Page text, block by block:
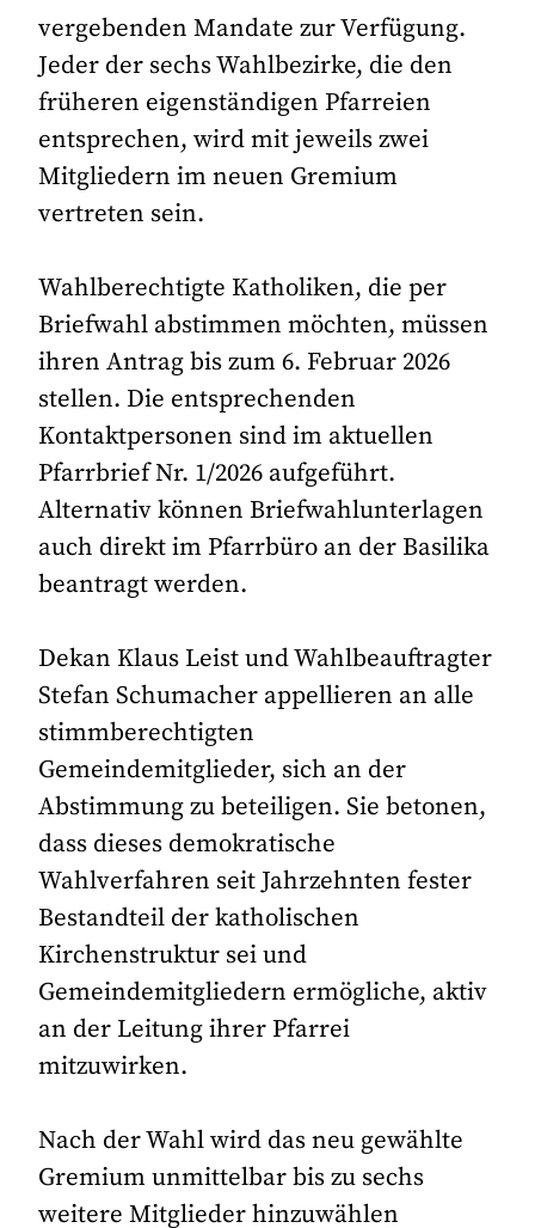
vergebenden Mandate zur Verfügung.
Jeder der sechs Wahlbezirke, die den
früheren eigenständigen Pfarreien
entsprechen, wird mit jeweils zwei
Mitgliedern im neuen Gremium
vertreten sein.
Wahlberechtigte Katholiken, die per
Briefwahl abstimmen möchten, müssen
ihren Antrag bis zum 6. Februar 2026
stellen. Die entsprechenden
Kontaktpersonen sind im aktuellen
Pfarrbrief Nr. 1/2026 aufgeführt.
Alternativ können Briefwahlunterlagen
auch direkt im Pfarrbüro an der Basilika
beantragt werden.
Dekan Klaus Leist und Wahlbeauftragter
Stefan Schumacher appellieren an alle
stimmberechtigten
Gemeindemitglieder, sich an der
Abstimmung zu beteiligen. Sie betonen,
dass dieses demokratische
Wahlverfahren seit Jahrzehnten fester
Bestandteil der katholischen
Kirchenstruktur sei und
Gemeindemitgliedern ermögliche, aktiv
an der Leitung ihrer Pfarrei
mitzuwirken.
Nach der Wahl wird das neu gewählte
Gremium unmittelbar bis zu sechs
weitere Mitglieder hinzuwählen